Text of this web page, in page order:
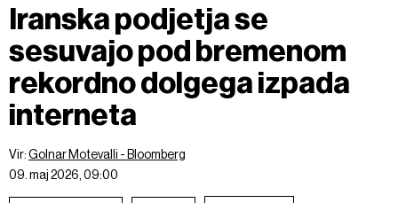
Iranska podjetja se
sesuvajo pod bremenom
rekordno dolgega izpada
interneta
Vir:Golnar Motevalli - Bloomberg
09. maj 2026, 09:00